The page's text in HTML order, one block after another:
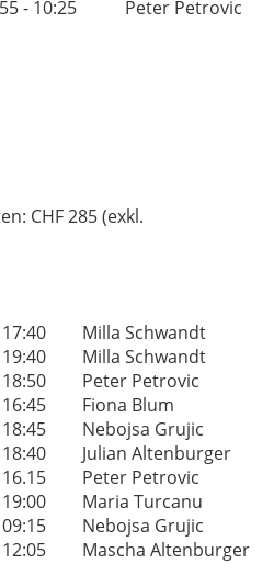
- 10:25
Peter Petrovic
CHF 285 (exkl.
17:40
Milla Schwandt
Milla Schwandt
Peter Petrovic
Fiona Blum
Nebojsa Grujic
Julian Altenburger
Peter Petrovic
Maria Turcanu
Nebojsa Grujic
Mascha Altenburger